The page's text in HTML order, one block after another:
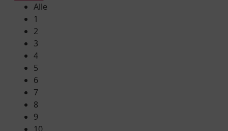
Alle
1
2
3
4
5
6
7
8
9